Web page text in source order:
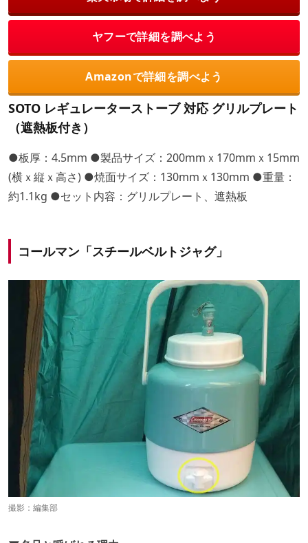
ヤフーで詳細を調べよう
Amazonで詳細を調べよう
SOTO レギュレーターストーブ 対応 グリルプレート
（遮熱板付き）
●板厚：4.5mm ●製品サイズ：200mmｘ170mmｘ15mm
(横ｘ縦ｘ高さ) ●焼面サイズ：130mmｘ130mm ●重量：
約1.1kg ●セット内容：グリルプレート、遮熱板
コールマン「スチールベルトジャグ」
撮影：編集部